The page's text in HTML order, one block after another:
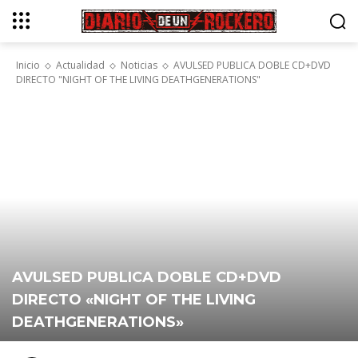
Inicio Actualidad Noticias
AVULSED PUBLICA DOBLE CD+DVD
DIRECTO "NIGHT OF THE LIVING DEATHGENERATIONS"
AVULSED PUBLICA DOBLE CD+DVD
DIRECTO «NIGHT OF THE LIVING
DEATHGENERATIONS»